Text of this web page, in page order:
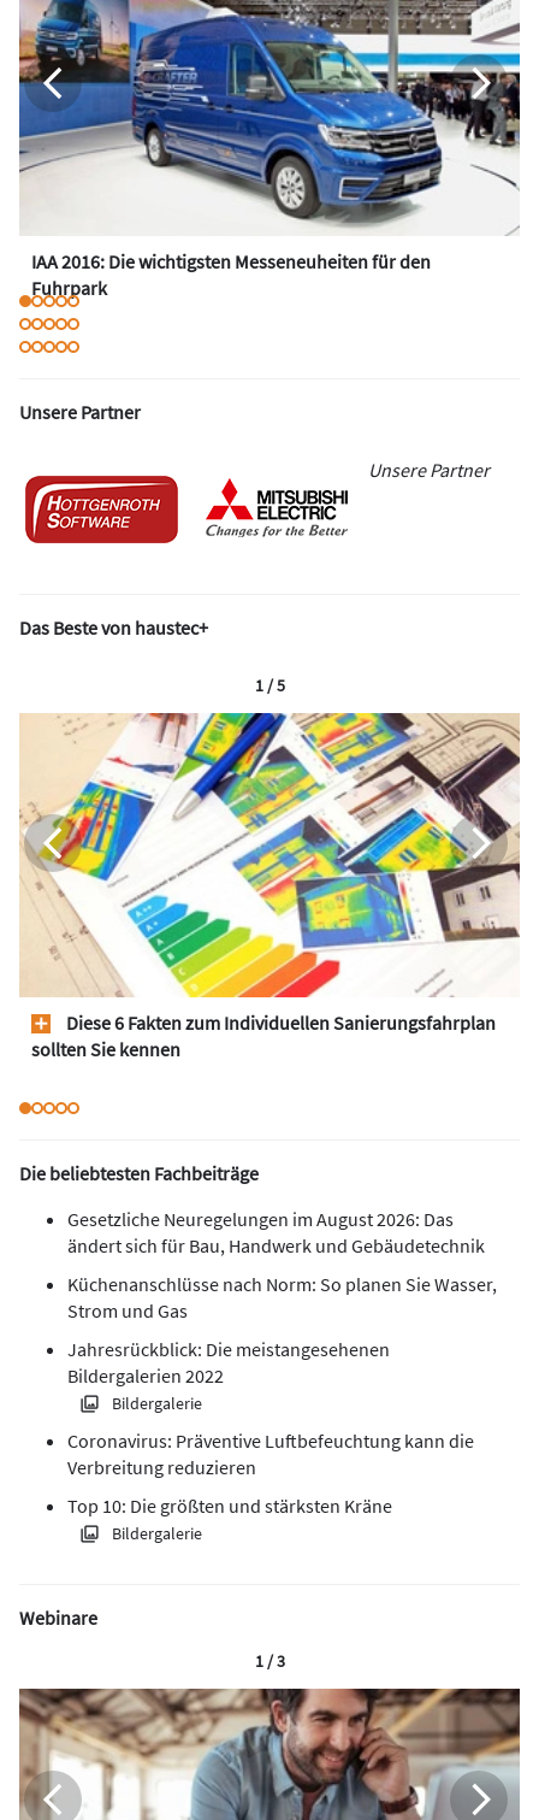
IAA 2016: Die wichtigsten Messeneuheiten für den
Fuhrpark
Unsere Partner
Unsere Partner
Das Beste von haustec+
Diese 6 Fakten zum Individuellen Sanierungsfahrplan
sollten Sie kennen
1 / 5
Die beliebtesten Fachbeiträge
Gesetzliche Neuregelungen im August 2026: Das
ändert sich für Bau, Handwerk und Gebäudetechnik
Küchenanschlüsse nach Norm: So planen Sie Wasser,
Strom und Gas
Jahresrückblick: Die meistangesehenen
Bildergalerien 2022
Bildergalerie
Coronavirus: Präventive Luftbefeuchtung kann die
Verbreitung reduzieren
Top 10: Die größten und stärksten Kräne
Bildergalerie
Webinare
1 / 3